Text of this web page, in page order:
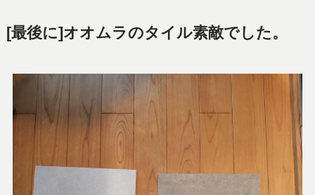
[最後に]オオムラのタイル素敵でした。